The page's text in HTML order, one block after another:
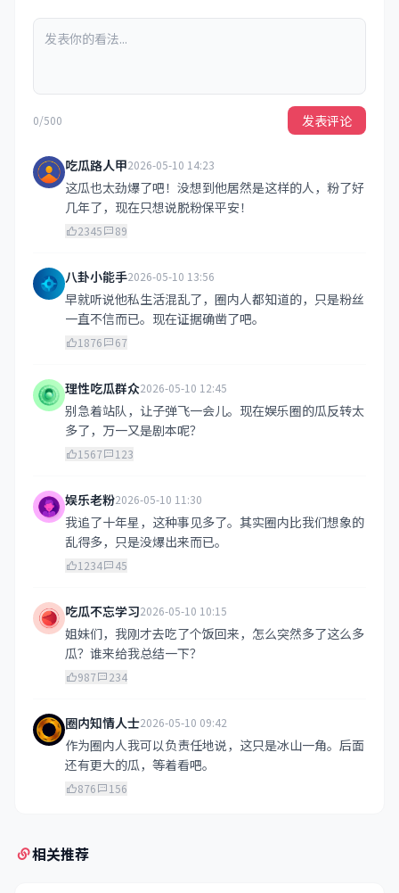
0/500 发表评论
吃瓜路人甲2026-05-10 14:23
这瓜也太劲爆了吧！没想到他居然是这样的人，粉了好
几年了，现在只想说脱粉保平安！
2345 89
八卦小能手2026-05-10 13:56
早就听说他私生活混乱了，圈内人都知道的，只是粉丝
一直不信而已。现在证据确凿了吧。
1876 67
理性吃瓜群众2026-05-10 12:45
别急着站队，让子弹飞一会儿。现在娱乐圈的瓜反转太
多了，万一又是剧本呢？
1567 123
娱乐老粉2026-05-10 11:30
我追了十年星，这种事见多了。其实圈内比我们想象的
乱得多，只是没爆出来而已。
1234 45
吃瓜不忘学习2026-05-10 10:15
姐妹们，我刚才去吃了个饭回来，怎么突然多了这么多
瓜？谁来给我总结一下？
987 234
圈内知情人士2026-05-10 09:42
作为圈内人我可以负责任地说，这只是冰山一角。后面
还有更大的瓜，等着看吧。
876 156
相关推荐